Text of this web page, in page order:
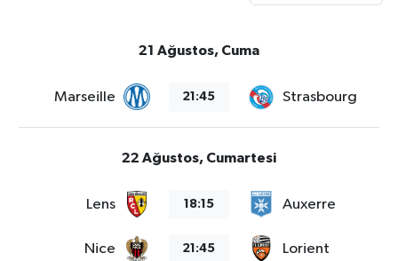
21 Ağustos, Cuma
Marseille 21:45 Strasbourg
22 Ağustos, Cumartesi
Lens 18:15 Auxerre
Nice 21:45 Lorient